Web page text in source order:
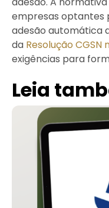
empresas optantes
adesão automática
da Resolução CGSN
exigências para
Leia